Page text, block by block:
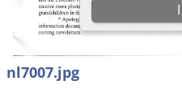
nl7007.jpg